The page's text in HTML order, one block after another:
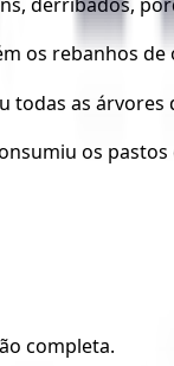
derribados,
os rebanhos
todas as árvores
os
completa.